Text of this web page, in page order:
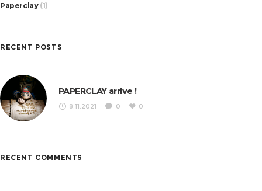
Paperclay(1)
RECENT POSTS
PAPERCLAY arrive !
8.11.2021 0 0
RECENT COMMENTS